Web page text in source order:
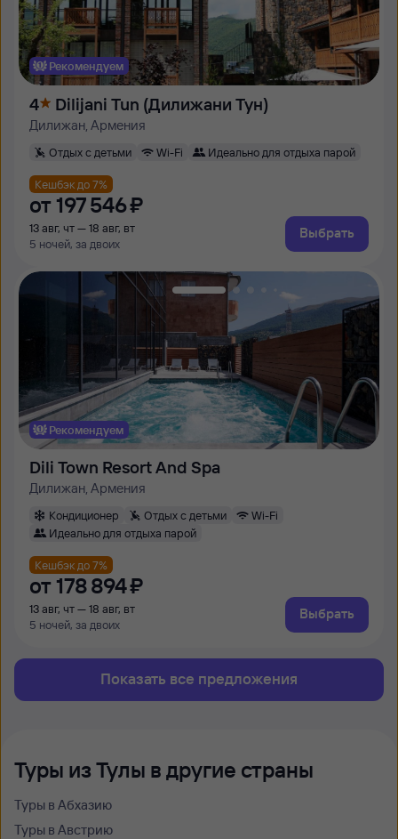
Рекомендуем
4 Dilijani Tun (Дилижани Тун)
Дилижан, Армения
Отдых с детьми Wi-Fi Идеально для отдыха парой
Кешбэк до 7%
от 197 ⁠546 ⁠₽
13 авг, чт — 18 авг, вт
5 ночей, за двоих
Выбрать
Рекомендуем
Dili Town Resort And Spa
Дилижан, Армения
Кондиционер Отдых с детьми
Wi-Fi
Идеально для отдыха парой
Кешбэк до 7%
от 178 ⁠894 ⁠₽
13 авг, чт — 18 авг, вт
5 ночей, за двоих
Выбрать
Показать все предложения
Туры из Тулы в другие страны
Туры в Абхазию
Туры в Австрию